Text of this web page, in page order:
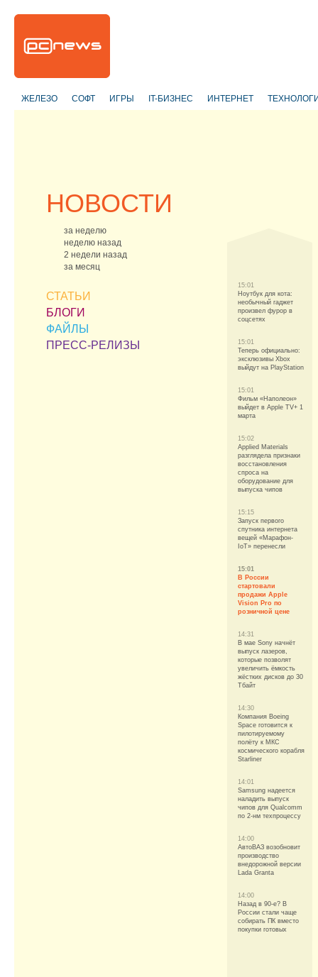
ЖЕЛЕЗО СОФТ ИГРЫ IT-БИЗНЕС ИНТЕРНЕТ
НОВОСТИ
за неделю
неделю назад
2 недели назад
за месяц
СТАТЬИ
БЛОГИ
ФАЙЛЫ
ПРЕСС-РЕЛИЗЫ
15:01
Ноутбук для кота:
необычный гаджет
произвел фурор в
соцсетях
15:01
Теперь официально:
эксклюзивы Xbox
выйдут на PlayStation
15:01
Фильм «Наполеон»
выйдет в Apple TV+ 1
марта
15:02
Applied Materials
разглядела признаки
восстановления
спроса на
оборудование для
выпуска чипов
15:15
Запуск первого
спутника интернета
вещей «Марафон-
IoT» перенесли
15:01
В России
стартовали
продажи Apple
Vision Pro по
розничной цене
14:31
В мае Sony начнёт
выпуск лазеров,
которые позволят
увеличить ёмкость
жёстких дисков до 30
Тбайт
14:30
Компания Boeing
Space готовится к
пилотируемому
полёту к МКС
космического корабля
Starliner
14:01
Samsung надеется
наладить выпуск
чипов для Qualcomm
по 2-нм техпроцессу
14:00
АвтоВАЗ возобновит
производство
внедорожной версии
Lada Granta
14:00
Назад в 90-е? В
России стали чаще
собирать ПК вместо
покупки готовых